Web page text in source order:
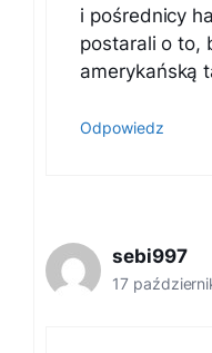
i pośrednicy
postarali o to,
amerykańską
Odpowiedz
sebi997
17